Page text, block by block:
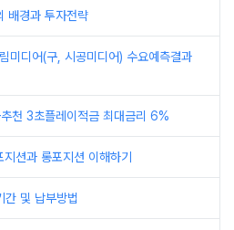
배경과 투자전략
미디어(구, 시공미디어) 수요예측결과
천 3초플레이적금 최대금리 6%
션과 롱포지션 이해하기
및 납부방법